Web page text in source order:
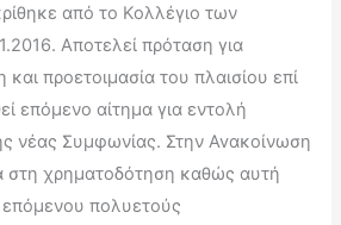
από το Κολλέγιο των
Αποτελεί πρόταση για
προετοιμασία του πλαισίου επί
επόμενο αίτημα για εντολή
νέας Συμφωνίας. Στην Avακοίνωση
στη χρηματοδότηση καθώς αυτή
πολυετούς